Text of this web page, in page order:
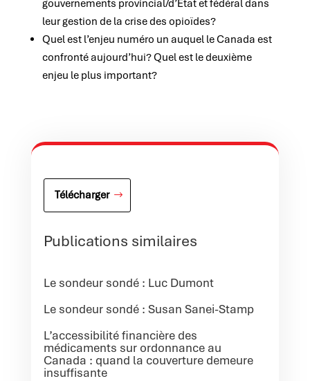
gouvernements provincial/d’État et fédéral dans
leur gestion de la crise des opioïdes?
Quel est l’enjeu numéro un auquel le Canada est
confronté aujourd’hui? Quel est le deuxième
enjeu le plus important?
Télécharger
Publications similaires
Le sondeur sondé : Luc Dumont
Le sondeur sondé : Susan Sanei-Stamp
L’accessibilité financière des
médicaments sur ordonnance au
Canada : quand la couverture demeure
insuffisante